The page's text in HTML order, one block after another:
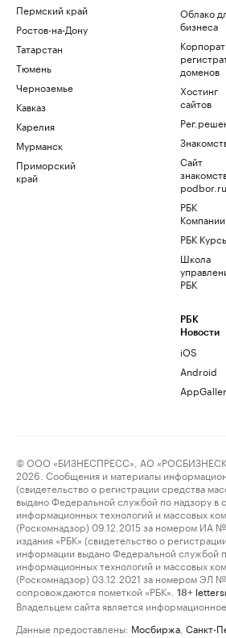
Пермский край
Ростов-на-Дону
Татарстан
Тюмень
Черноземье
Кавказ
Карелия
Мурманск
Приморский
край
Облако
бизнеса
доменов
Хостинг
сайтов
Сайт
podbor.ru
РБК
Компании
РБК
Школа
РБК
РБК
Новости
iOS
Android
© ООО «БИЗНЕСПРЕСС», АО
2026. Сообщения и материалы
(свидетельство о регистрации средства
выдано Федеральной службой по надзору в
информационных технологий и массовых
(Роскомнадзор) 09.12.2015 за номером ИА
издания «РБК» (свидетельство о
информации выдано Федеральной службой
информационных технологий и массовых
(Роскомнадзор) 03.12.2021 за номером ЭЛ
сопровождаются пометкой «РБК».
18+
Владельцем сайта является информационное
Данные предоставлены: Мосбиржа Санкт-